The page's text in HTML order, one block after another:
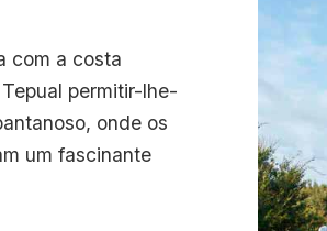
com a costa
permitir-lhe-
onde os
um fascinante